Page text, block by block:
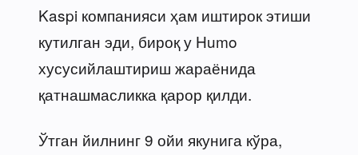
Kaspi компанияси ҳам иштирок этиши
кутилган эди, бироқ у Humo
хусусийлаштириш жараёнида
қатнашмасликка қарор қилди.
Ўтган йилнинг 9 ойи якунига кўра,